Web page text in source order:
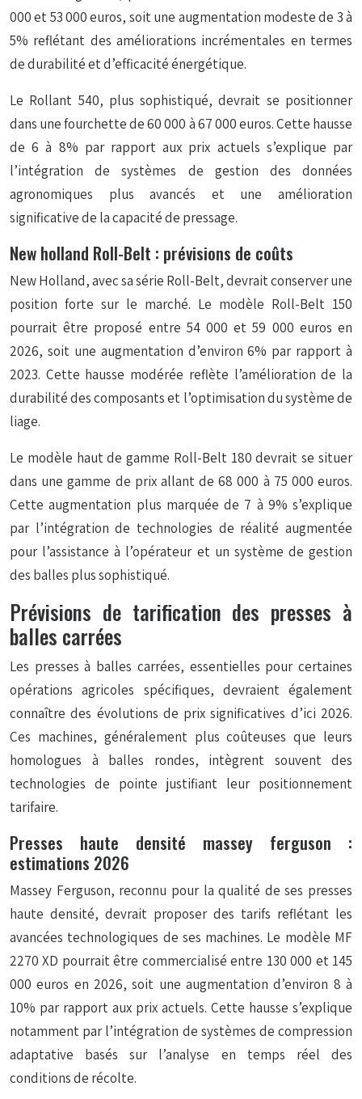
000 et 53 000 euros, soit une augmentation modeste de 3 à
5% reflétant des améliorations incrémentales en termes
de durabilité et d’efficacité énergétique.
Le Rollant 540, plus sophistiqué, devrait se positionner
dans une fourchette de 60 000 à 67 000 euros. Cette hausse
de 6 à 8% par rapport aux prix actuels s’explique par
l’intégration de systèmes de gestion des données
agronomiques plus avancés et une amélioration
significative de la capacité de pressage.
New holland Roll-Belt : prévisions de coûts
New Holland, avec sa série Roll-Belt, devrait conserver une
position forte sur le marché. Le modèle Roll-Belt 150
pourrait être proposé entre 54 000 et 59 000 euros en
2026, soit une augmentation d’environ 6% par rapport à
2023. Cette hausse modérée reflète l’amélioration de la
durabilité des composants et l’optimisation du système de
liage.
Le modèle haut de gamme Roll-Belt 180 devrait se situer
dans une gamme de prix allant de 68 000 à 75 000 euros.
Cette augmentation plus marquée de 7 à 9% s’explique
par l’intégration de technologies de réalité augmentée
pour l’assistance à l’opérateur et un système de gestion
des balles plus sophistiqué.
Prévisions de tarification des presses à
balles carrées
Les presses à balles carrées, essentielles pour certaines
opérations agricoles spécifiques, devraient également
connaître des évolutions de prix significatives d’ici 2026.
Ces machines, généralement plus coûteuses que leurs
homologues à balles rondes, intègrent souvent des
technologies de pointe justifiant leur positionnement
tarifaire.
Presses haute densité massey ferguson :
estimations 2026
Massey Ferguson, reconnu pour la qualité de ses presses
haute densité, devrait proposer des tarifs reflétant les
avancées technologiques de ses machines. Le modèle MF
2270 XD pourrait être commercialisé entre 130 000 et 145
000 euros en 2026, soit une augmentation d’environ 8 à
10% par rapport aux prix actuels. Cette hausse s’explique
notamment par l’intégration de systèmes de compression
adaptative basés sur l’analyse en temps réel des
conditions de récolte.